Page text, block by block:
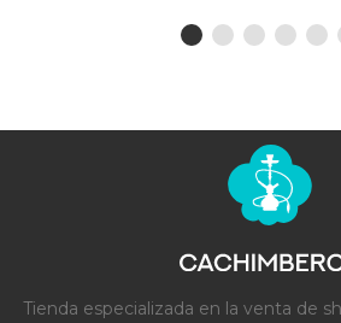
Tienda especializada en la venta de